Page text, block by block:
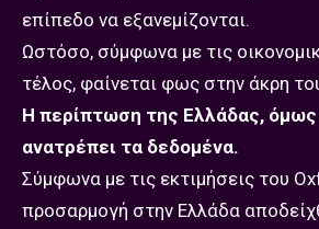
επίπεδο να εξανεμίζονται.
Ωστόσο, σύμφωνα με τις
τέλος, φαίνεται φως στην άκρη
Η περίπτωση της Ελλάδας, όμως
ανατρέπει τα δεδομένα.
Σύμφωνα με τις εκτιμήσεις του
προσαρμογή στην Ελλάδα